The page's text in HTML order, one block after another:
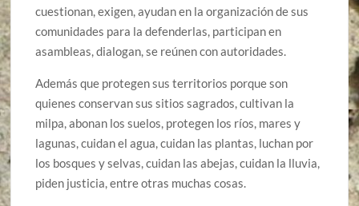
cuestionan, exigen, ayudan en la organización de sus
comunidades para la defenderlas, participan en
asambleas, dialogan, se reúnen con autoridades.
Además que protegen sus territorios porque son
quienes conservan sus sitios sagrados, cultivan la
milpa, abonan los suelos, protegen los ríos, mares y
lagunas, cuidan el agua, cuidan las plantas, luchan por
los bosques y selvas, cuidan las abejas, cuidan la lluvia,
piden justicia, entre otras muchas cosas.